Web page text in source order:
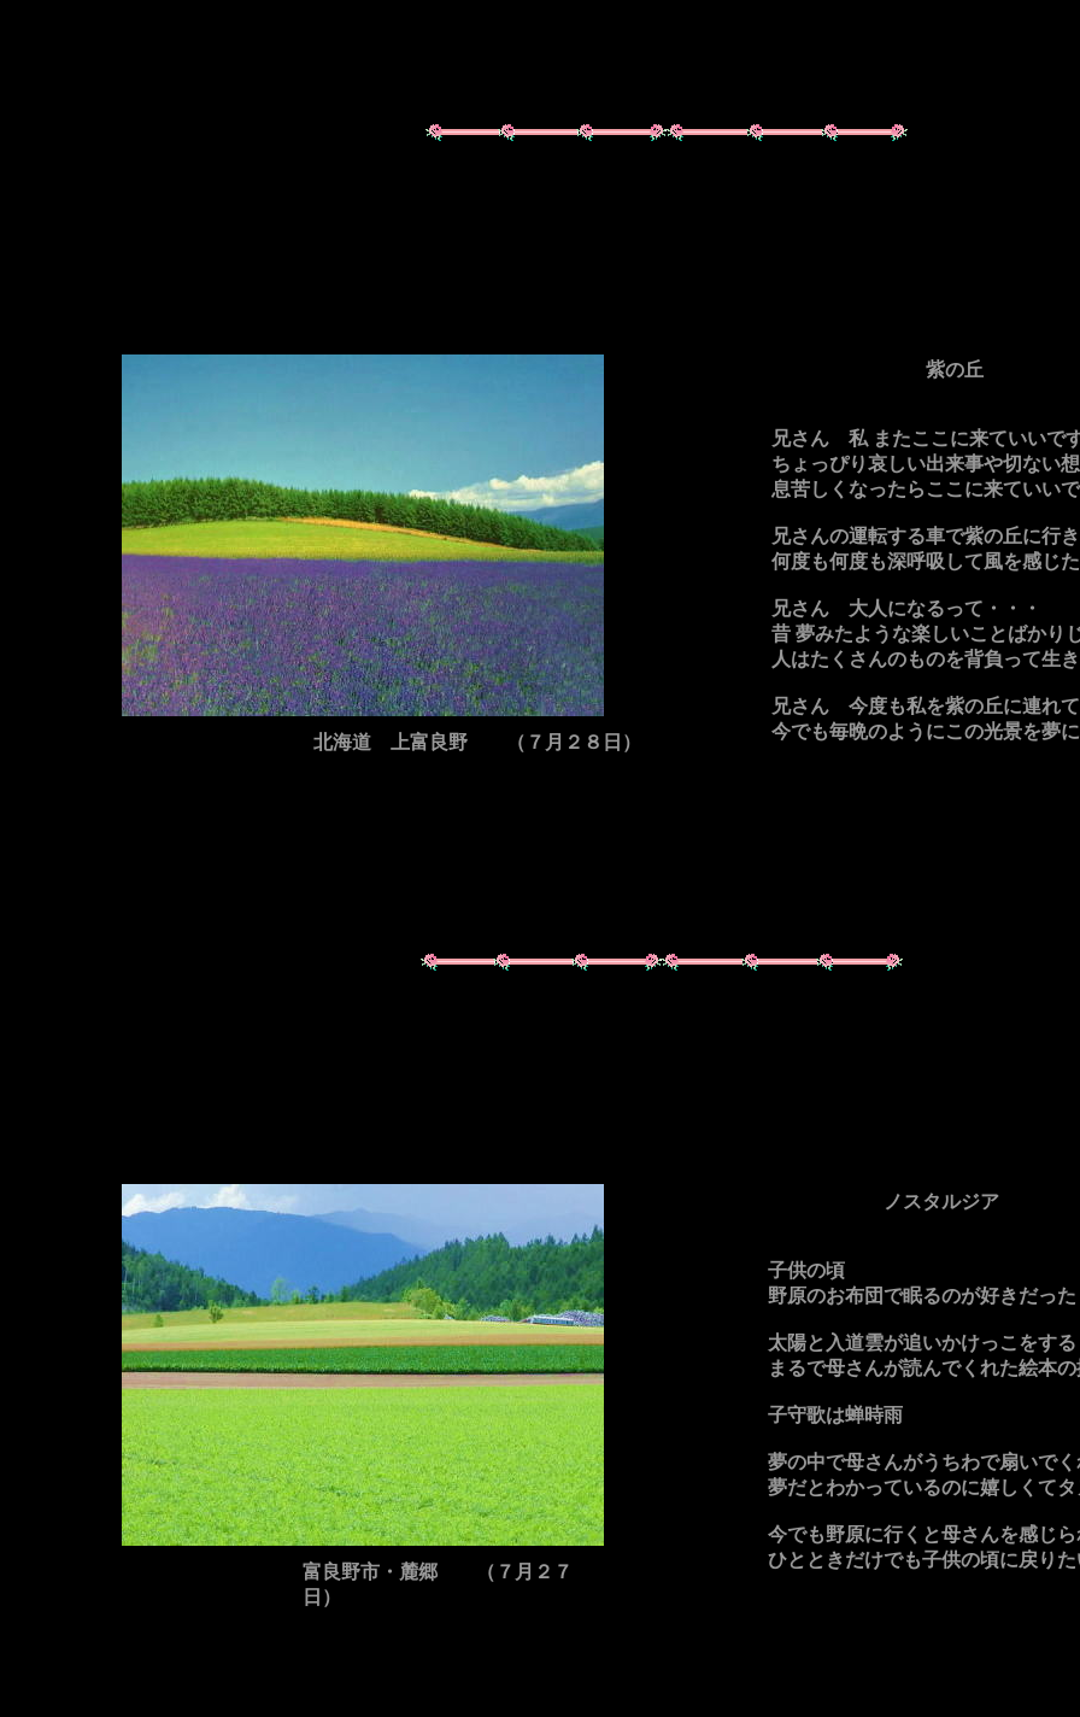
北海道 上富良野 （７月２８日）
紫の丘
兄さん 私 またここに来ていいで
ちょっぴり哀しい出来事や切ない
息苦しくなったらここに来ていい
兄さんの運転する車で紫の丘に行き
何度も何度も深呼吸して風を感じ
兄さん 大人になるって・・・
昔 夢みたような楽しいことばかり
人はたくさんのものを背負って生
兄さん 今度も私を紫の丘に連れ
今でも毎晩のようにこの光景を夢
富良野市・麓郷 （７月２７
日）
ノスタルジア
子供の頃
野原のお布団で眠るのが好きだった
太陽と入道雲が追いかけっこをする
まるで母さんが読んでくれた絵本
子守歌は蝉時雨
夢の中で母さんがうちわで扇いでく
夢だとわかっているのに嬉しくてタ
今でも野原に行くと母さんを感じら
ひとときだけでも子供の頃に戻りた